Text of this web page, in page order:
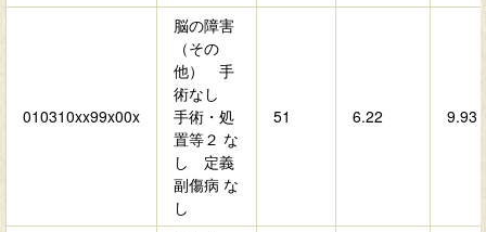
010310xx99x00x
脳の障害
（その
他） 手
術なし
手術・処
置等２ な
し 定義
副傷病 な
し
51 6.22 9.93